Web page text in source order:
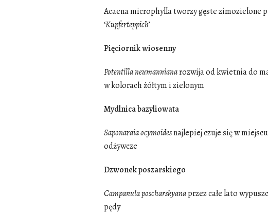
Acaena microphylla tworzy gęste zimozielone
‘Kupferteppich’
Pięciornik wiosenny
Potentillaneumannianarozwija od kwietnia do
w kolorach żółtym i zielonym
Mydlnica bazyliowata
Saponaraiaocymoidesnajlepiej czuje się w
odżywcze
Dzwonek poszarskiego
Campanulaposcharskyanaprzez całe lato
pędy